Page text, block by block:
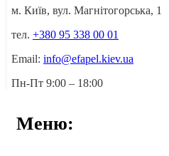
м. Київ, вул. Магнітогорська, 1
тел. +380 95 338 00 01
Email: info@efapel.kiev.ua
Пн-Пт 9:00 – 18:00
Меню: